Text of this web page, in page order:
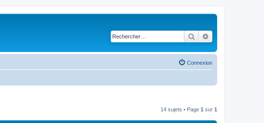
Rechercher
Connexion
14 sujets • Page 1 sur 1